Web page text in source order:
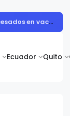
Ecuador Quito
Vita Alimentos destaca el trabajo del campo como el primer paso hacia productos de excelencia.